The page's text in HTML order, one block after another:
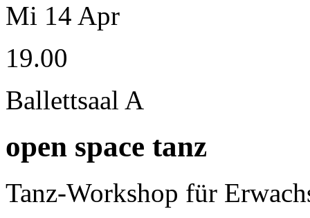
Mi 14 Apr
19.00
Ballettsaal A
open space tanz
Tanz-Workshop für